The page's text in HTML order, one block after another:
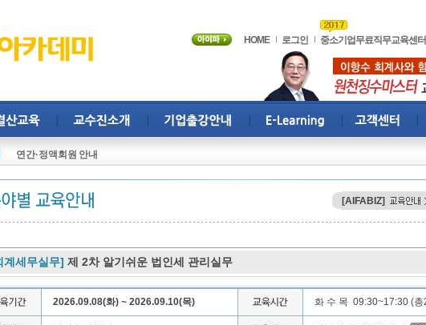
HOME 로그인 중소기업무료직무교육센터
연간·정액회원 안내
[AIFABIZ]